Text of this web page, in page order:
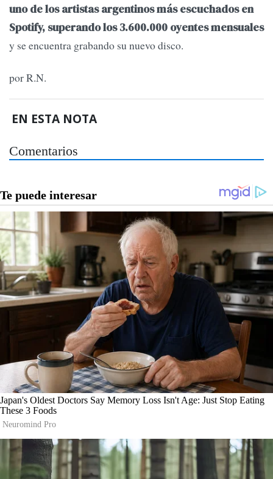
uno de los artistas argentinos más escuchados en
Spotify, superando los 3.600.000 oyentes mensuales
y se encuentra grabando su nuevo disco.
por R.N.
EN ESTA NOTA
Comentarios